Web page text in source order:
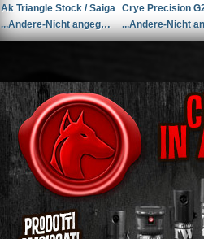
Ak Triangle Stock / Saiga
...Andere-Nicht angegeben Rohm mod. 17 .38 Special / 9x29mmR